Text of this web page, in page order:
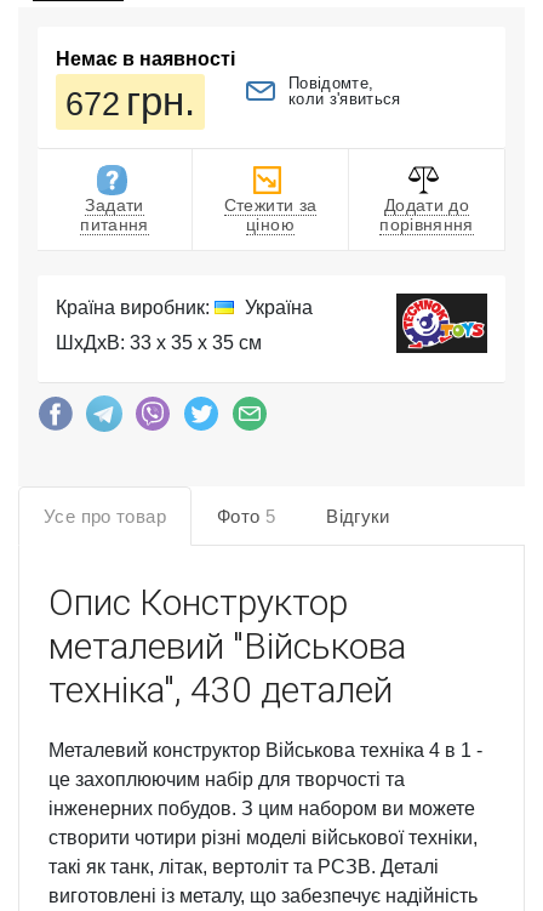
Немає в наявності
672 грн.
Повідомте,
коли з'явиться
Задати
питання
Стежити за
ціною
Додати до
порівняння
Країна виробник:
Україна
ШхДхВ: 33 x 35 x 35 см
Усе про товар Фото 5 Відгуки
Опис Конструктор
металевий "Військова
техніка", 430 деталей
Металевий конструктор Військова техніка 4 в 1 -
це захоплюючим набір для творчості та
інженерних побудов. З цим набором ви можете
створити чотири різні моделі військової техніки,
такі як танк, літак, вертоліт та РСЗВ. Деталі
виготовлені із металу, що забезпечує надійність